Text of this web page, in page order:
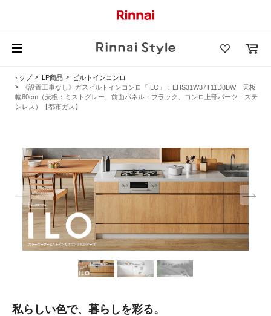
トップ LP商品
ビルトインコンロ
《設置工事なし》ガスビルトインコンロ『ILO』：EHS31W37T11D8BW 天板
幅60cm（天板：ミストグレー、前面パネル：ブラック、コンロ上部パーツ：ステ
ンレス）【都市ガス】
私らしい色で、暮らしを彩る。